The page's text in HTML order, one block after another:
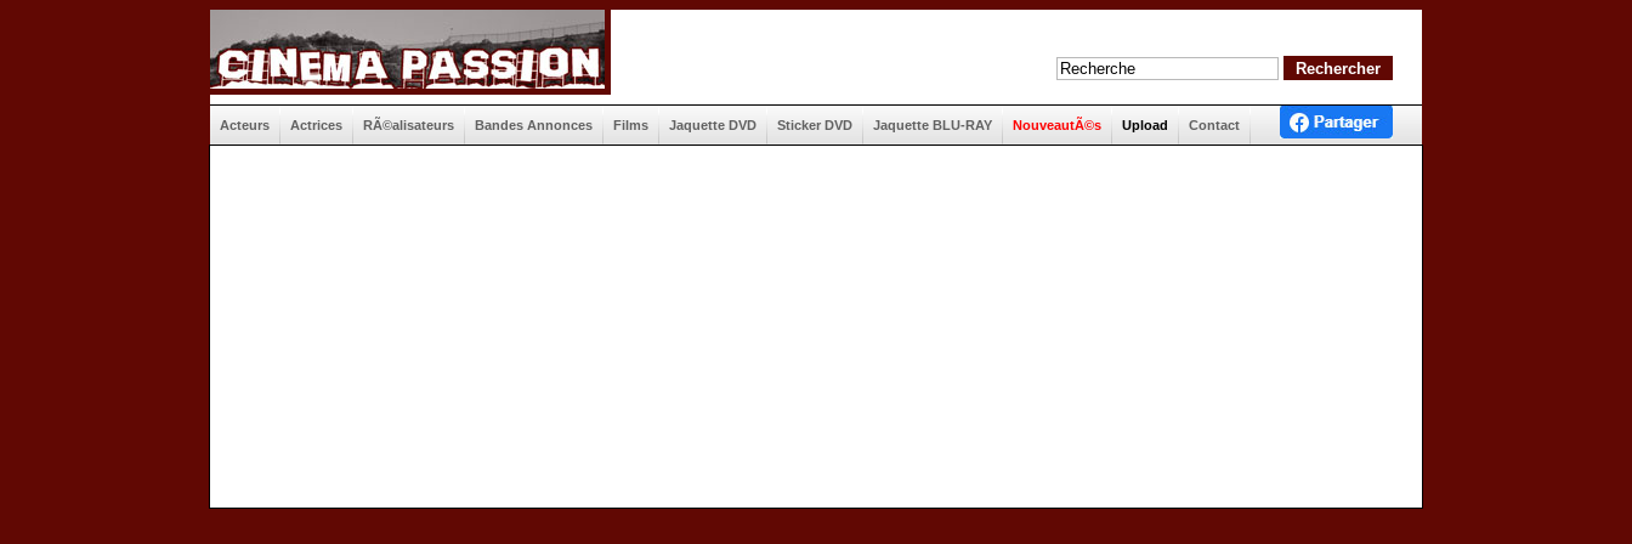
Acteurs Actrices RÃ©alisateurs Bandes Annonces Films Jaquette DVD Sticker DVD Jaquette BLU-RAY NouveautÃ©s Upload Contact